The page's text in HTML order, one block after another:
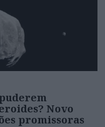
Novo
promissoras